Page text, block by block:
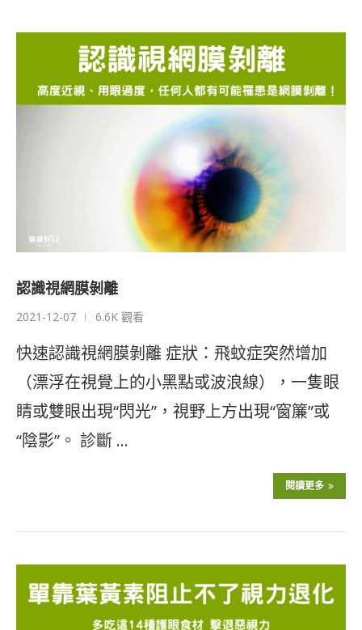
認識視網膜剝離
2021-12-07 6.6K 觀看
快速認識視網膜剝離 症狀：飛蚊症突然增加
（漂浮在視覺上的小黑點或波浪線），一隻眼
睛或雙眼出現“閃光”，視野上方出現“窗簾”或
“陰影”。 診斷 …
閱讀更多